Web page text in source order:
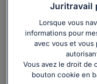
Description
Téléchargez le
dossier de
France.
Juritravail
Lorsque vous
informations pour
avec vous et vous
Vous avez le droit de
bouton cookie en